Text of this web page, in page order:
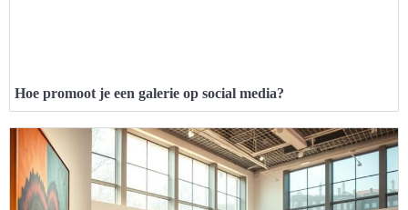
Hoe promoot je een galerie op social media?